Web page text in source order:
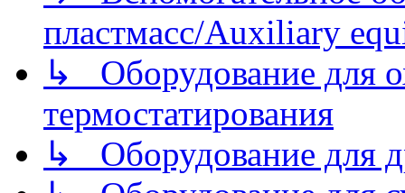
пластмасс/Auxiliary
↳ Оборудование для
термостатирования
↳ Оборудование для